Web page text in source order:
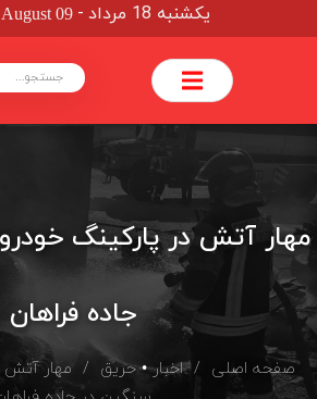
یکشنبه 18 مرداد -
August 09
مهار آتش در پارکینگ
جاده فراهان
صفحه اصلی /اخبار•حریق / مهار آتش